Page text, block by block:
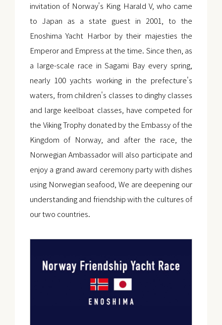
invitation of Norway's King Harald V, who came
to Japan as a state guest in 2001, to the
Enoshima Yacht Harbor by their majesties the
Emperor and Empress at the time. Since then, as
a large-scale race in Sagami Bay every spring,
nearly 100 yachts working in the prefecture's
waters, from children's classes to dinghy classes
and large keelboat classes, have competed for
the Viking Trophy donated by the Embassy of the
Kingdom of Norway, and after the race, the
Norwegian Ambassador will also participate and
enjoy a grand award ceremony party with dishes
using Norwegian seafood, We are deepening our
understanding and friendship with the cultures of
our two countries.